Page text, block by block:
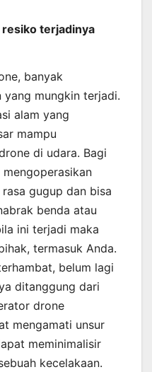
terjadinya
banyak
yang mungkin terjadi.
alam yang
mampu
di udara. Bagi
gugup dan bisa
benda atau
ini terjadi maka
termasuk Anda.
belum lagi
ditanggung dari
drone
mengamati unsur
meminimalisir
kecelakaan.